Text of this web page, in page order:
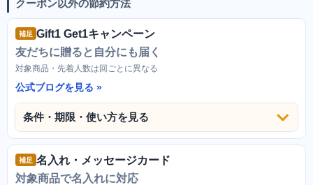
クーポン以外の節約方法
補足 Gift1 Get1キャンペーン
友だちに贈ると自分にも届く
対象商品・先着人数は回ごとに異なる
公式ブログを見る
条件・期限・使い方を見る
補足 名入れ・メッセージカード
対象商品で名入れに対応